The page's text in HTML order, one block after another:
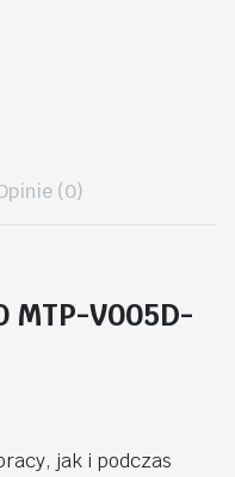
(0)
MTP-V005D-
jak i podczas